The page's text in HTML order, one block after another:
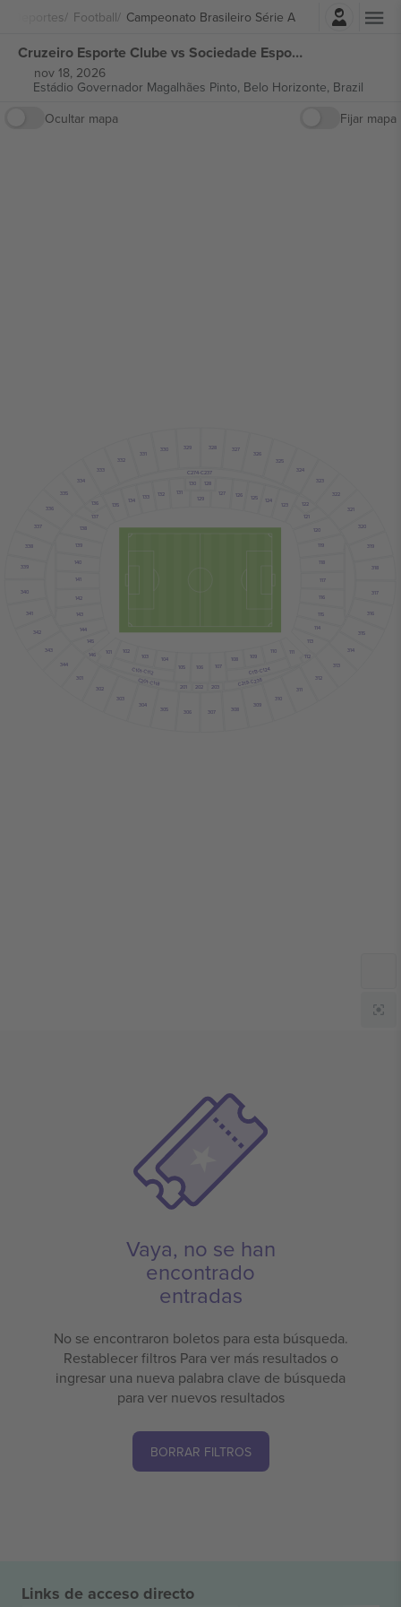
Deportes Football Campeonato Brasileiro Série A
Iniciar sesión
Cruzeiro Esporte Clube vs Sociedade Esportiva Palmeiras Campeonato Brasileiro Série A entradas
nov 18, 2026
Estádio Governador Magalhães Pinto, Belo Horizonte, Brazil
Ocultar mapa
Fijar mapa
C274-C237
135
134 133 132 131
130 128
129
127 126 125 124
123
C101-C112 C113-C124
C201-C118 C219-C236
203
202
201
111
110
109
108
107
106
105
104
103
102
101
334
333
332
331
330 329 328 327
326
325
324
323
312
311
310
309
308
307
306
305
304
303
302
301
146
145
144
143
142
141
140
139
138
137
136
112
122
121
120
119
118
117
116
115
114
113
344
343
342
341
340
339
338
337
336
335 322
321
320
319
318
317
316
315
314
313
Vaya, no se han
encontrado
entradas
No se encontraron boletos para esta búsqueda.
Restablecer filtros Para ver más resultados o
ingresar una nueva palabra clave de búsqueda
para ver nuevos resultados
BORRAR FILTROS
Links de acceso directo